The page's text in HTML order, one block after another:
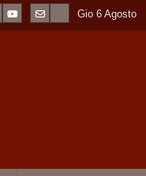
Gio 6 Agosto